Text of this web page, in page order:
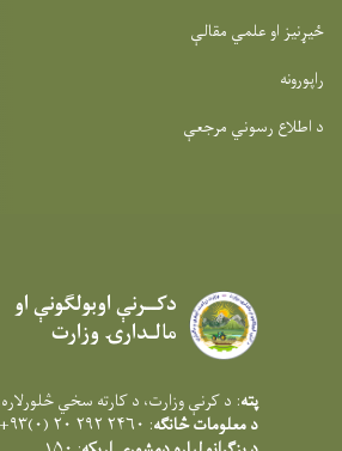
ځیړنیز او علمي مقالې
راپورونه
د اطلاع رسوني مرجعې
دکــرنې اوبولګونې او
مالـدارۍ وزارت
پته: د کرنې وزارت، د کارته سخي
د معلومات څانګه: ۲۴۶۰ ۲۹۲ ۲۰ (۰)۹۳+